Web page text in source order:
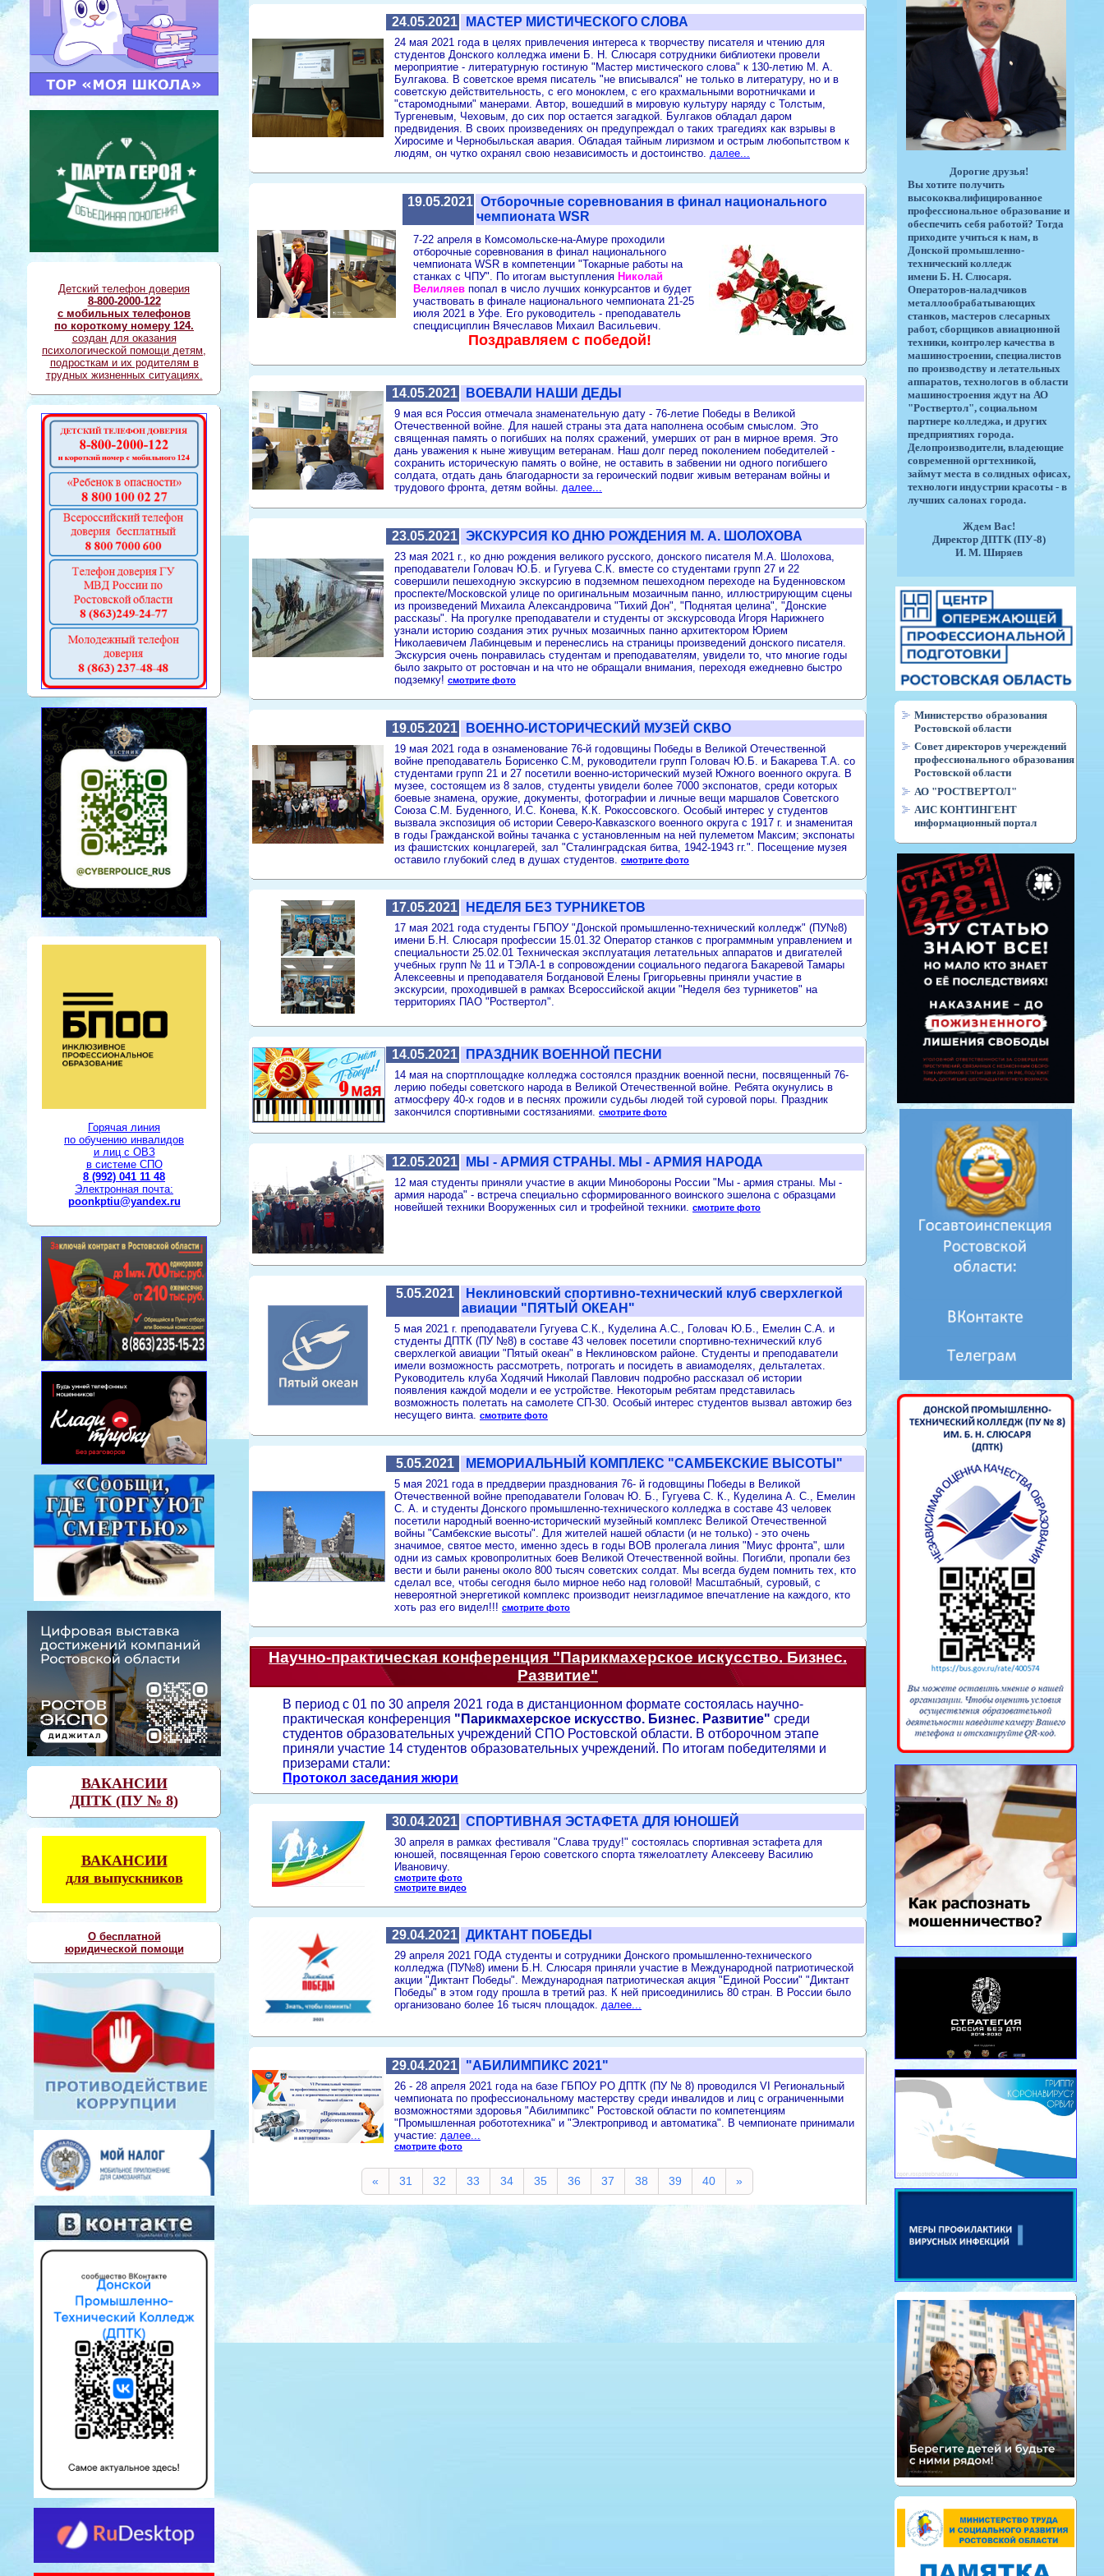
Детский телефон доверия
8-800-2000-122
с мобильных телефонов
по короткому номеру 124.
создан для оказания
психологической помощи детям,
подросткам и их родителям в
трудных жизненных ситуациях.
Горячая линия
по обучению инвалидов
и лиц с ОВЗ
в системе СПО
8 (992) 041 11 48
Электронная почта:
poonkptiu@yandex.ru
ВАКАНСИИ
ДПТК (ПУ № 8)
ВАКАНСИИ
для выпускников
О бесплатной
юридической помощи
24.05.2021 МАСТЕР МИСТИЧЕСКОГО СЛОВА
24 мая 2021 года в целях привлечения интереса к творчеству писателя и чтению для
студентов Донского колледжа имени Б. Н. Слюсаря сотрудники библиотеки провели
мероприятие - литературную гостиную "Мастер мистического слова" к 130-летию М. А.
Булгакова. В советское время писатель "не вписывался" не только в литературу, но и в
советскую действительность, с его моноклем, с его крахмальными воротничками и
"старомодными" манерами. Автор, вошедший в мировую культуру наряду с Толстым,
Тургеневым, Чеховым, до сих пор остается загадкой. Булгаков обладал даром
предвидения. В своих произведениях он предупреждал о таких трагедиях как взрывы в
Хиросиме и Чернобыльская авария. Обладая тайным лиризмом и острым любопытством к
людям, он чутко охранял свою независимость и достоинство. далее...
19.05.2021 Отборочные соревнования в финал национального
чемпионата WSR
7-22 апреля в Комсомольске-на-Амуре проходили
отборочные соревнования в финал национального
чемпионата WSR в компетенции "Токарные работы на
станках с ЧПУ". По итогам выступления Николай
Велиляев попал в число лучших конкурсантов и будет
участвовать в финале национального чемпионата 21-25
июля 2021 в Уфе. Его руководитель - преподаватель
спецдисциплин Вячеславов Михаил Васильевич.
Поздравляем с победой!
14.05.2021 ВОЕВАЛИ НАШИ ДЕДЫ
9 мая вся Россия отмечала знаменательную дату - 76-летие Победы в Великой
Отечественной войне. Для нашей страны эта дата наполнена особым смыслом. Это
священная память о погибших на полях сражений, умерших от ран в мирное время. Это
дань уважения к ныне живущим ветеранам. Наш долг перед поколением победителей -
сохранить историческую память о войне, не оставить в забвении ни одного погибшего
солдата, отдать дань благодарности за героический подвиг живым ветеранам войны и
трудового фронта, детям войны. далее...
23.05.2021 ЭКСКУРСИЯ КО ДНЮ РОЖДЕНИЯ М. А. ШОЛОХОВА
23 мая 2021 г., ко дню рождения великого русского, донского писателя М.А. Шолохова,
преподаватели Головач Ю.Б. и Гугуева С.К. вместе со студентами групп 27 и 22
совершили пешеходную экскурсию в подземном пешеходном переходе на Буденновском
проспекте/Московской улице по оригинальным мозаичным панно, иллюстрирующим сцены
из произведений Михаила Александровича "Тихий Дон", "Поднятая целина", "Донские
рассказы". На прогулке преподаватели и студенты от экскурсовода Игоря Нарижнего
узнали историю создания этих ручных мозаичных панно архитектором Юрием
Николаевичем Лабинцевым и перенеслись на страницы произведений донского писателя.
Экскурсия очень понравилась студентам и преподавателям, увидели то, что многие годы
было закрыто от ростовчан и на что не обращали внимания, переходя ежедневно быстро
подземку! смотрите фото
19.05.2021 ВОЕННО-ИСТОРИЧЕСКИЙ МУЗЕЙ СКВО
19 мая 2021 года в ознаменование 76-й годовщины Победы в Великой Отечественной
войне преподаватель Борисенко С.М, руководители групп Головач Ю.Б. и Бакарева Т.А. со
студентами групп 21 и 27 посетили военно-исторический музей Южного военного округа. В
музее, состоящем из 8 залов, студенты увидели более 7000 экспонатов, среди которых
боевые знамена, оружие, документы, фотографии и личные вещи маршалов Советского
Союза С.М. Буденного, И.С. Конева, К.К. Рокоссовского. Особый интерес у студентов
вызвала экспозиция об истории Северо-Кавказского военного округа с 1917 г. и знаменитая
в годы Гражданской войны тачанка с установленным на ней пулеметом Максим; экспонаты
из фашистских концлагерей, зал "Сталинградская битва, 1942-1943 гг.". Посещение музея
оставило глубокий след в душах студентов.
смотрите фото
17.05.2021 НЕДЕЛЯ БЕЗ ТУРНИКЕТОВ
17 мая 2021 года студенты ГБПОУ "Донской промышленно-технический колледж" (ПУ№8)
имени Б.Н. Слюсаря профессии 15.01.32 Оператор станков с программным управлением и
специальности 25.02.01 Техническая эксплуатация летательных аппаратов и двигателей
учебных групп № 11 и ТЭЛА-1 в сопровождении социального педагога Бакаревой Тамары
Алексеевны и преподавателя Богдановой Елены Григорьевны приняли участие в
экскурсии, проходившей в рамках Всероссийской акции "Неделя без турникетов" на
территориях ПАО "Роствертол".
14.05.2021 ПРАЗДНИК ВОЕННОЙ ПЕСНИ
14 мая на спортплощадке колледжа состоялся праздник военной песни, посвященный 76-
лерию победы советского народа в Великой Отечественной войне. Ребята окунулись в
атмосферу 40-х годов и в песнях прожили судьбы людей той суровой поры. Праздник
закончился спортивными состязаниями.
смотрите фото
12.05.2021 МЫ - АРМИЯ СТРАНЫ. МЫ - АРМИЯ НАРОДА
12 мая студенты приняли участие в акции Минобороны России "Мы - армия страны. Мы -
армия народа" - встреча специально сформированного воинского эшелона с образцами
новейшей техники Вооруженных сил и трофейной техники.
смотрите фото
5.05.2021
Неклиновский спортивно-технический клуб сверхлегкой
авиации "ПЯТЫЙ ОКЕАН"
5 мая 2021 г. преподаватели Гугуева С.К., Куделина А.С., Головач Ю.Б., Емелин С.А. и
студенты ДПТК (ПУ №8) в составе 43 человек посетили спортивно-технический клуб
сверхлегкой авиации "Пятый океан" в Неклиновском районе. Студенты и преподаватели
имели возможность рассмотреть, потрогать и посидеть в авиамоделях, дельталетах.
Руководитель клуба Ходячий Николай Павлович подробно рассказал об истории
появления каждой модели и ее устройстве. Некоторым ребятам представилась
возможность полетать на самолете СП-30. Особый интерес студентов вызвал автожир без
несущего винта. смотрите фото
5.05.2021 МЕМОРИАЛЬНЫЙ КОМПЛЕКС "САМБЕКСКИЕ ВЫСОТЫ"
5 мая 2021 года в преддверии празднования 76- й годовщины Победы в Великой
Отечественной войне преподаватели Головач Ю. Б., Гугуева С. К., Куделина А. С., Емелин
С. А. и студенты Донского промышленно-технического колледжа в составе 43 человек
посетили народный военно-исторический музейный комплекс Великой Отечественной
войны "Самбекские высоты". Для жителей нашей области (и не только) - это очень
значимое, святое место, именно здесь в годы ВОВ пролегала линия "Миус фронта", шли
одни из самых кровопролитных боев Великой Отечественной войны. Погибли, пропали без
вести и были ранены около 800 тысяч советских солдат. Мы всегда будем помнить тех, кто
сделал все, чтобы сегодня было мирное небо над головой! Масштабный, суровый, с
невероятной энергетикой комплекс производит неизгладимое впечатление на каждого, кто
хоть раз его видел!!! смотрите фото
Научно-практическая конференция "Парикмахерское искусство. Бизнес.
Развитие"
В период с 01 по 30 апреля 2021 года в дистанционном формате состоялась научно-
практическая конференция "Парикмахерское искусство. Бизнес. Развитие" среди
студентов образовательных учреждений СПО Ростовской области. В отборочном этапе
приняли участие 14 студентов образовательных учреждений. По итогам победителями и
призерами стали:
Протокол заседания жюри
30.04.2021 СПОРТИВНАЯ ЭСТАФЕТА ДЛЯ ЮНОШЕЙ
30 апреля в рамках фестиваля "Слава труду!" состоялась спортивная эстафета для
юношей, посвященная Герою советского спорта тяжелоатлету Алексееву Василию
Ивановичу.
смотрите фото
смотрите видео
29.04.2021 ДИКТАНТ ПОБЕДЫ
29 апреля 2021 ГОДА студенты и сотрудники Донского промышленно-технического
колледжа (ПУ№8) имени Б.Н. Слюсаря приняли участие в Международной патриотической
акции "Диктант Победы". Международная патриотическая акция "Единой России" "Диктант
Победы" в этом году прошла в третий раз. К ней присоединились 80 стран. В России было
организовано более 16 тысяч площадок. далее...
29.04.2021 "АБИЛИМПИКС 2021"
26 - 28 апреля 2021 года на базе ГБПОУ РО ДПТК (ПУ № 8) проводился VI Региональный
чемпионата по профессиональному мастерству среди инвалидов и лиц с ограниченными
возможностями здоровья "Абилимпикс" Ростовской области по компетенциям
"Промышленная робототехника" и "Электропривод и автоматика". В чемпионате принимали
участие: далее...
смотрите фото
« 31 32 33 34 35 36 37 38 39 40 »
Дорогие друзья!
Вы хотите получить
высококвалифицированное
профессиональное образование и
обеспечить себя работой? Тогда
приходите учиться к нам, в
Донской промышленно-
технический колледж
имени Б. Н. Слюсаря.
Операторов-наладчиков
металлообрабатывающих
станков, мастеров слесарных
работ, сборщиков авиационной
техники, контролер качества в
машиностроении, специалистов
по производству и летательных
аппаратов, технологов в области
машиностроения ждут на АО
"Роствертол", социальном
партнере колледжа, и других
предприятиях города.
Делопроизводители, владеющие
современной оргтехникой,
займут места в солидных офисах,
технологи индустрии красоты - в
лучших салонах города.
Ждем Вас!
Директор ДПТК (ПУ-8)
И. М. Ширяев
Министерство образования
Ростовской области
Совет директоров учереждений
профессионального образования
Ростовской области
АО "РОСТВЕРТОЛ"
АИС КОНТИНГЕНТ
информационный портал